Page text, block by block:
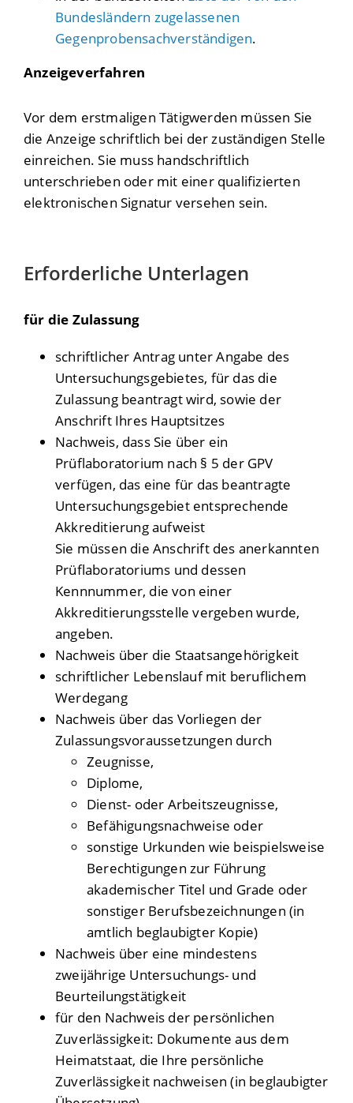
Bundesländern zugelassenen
Gegenprobensachverständigen.
Anzeigeverfahren
Vor dem erstmaligen Tätigwerden müssen Sie
die Anzeige schriftlich bei der zuständigen Stelle
einreichen. Sie muss handschriftlich
unterschrieben oder mit einer qualifizierten
elektronischen Signatur versehen sein.
Erforderliche Unterlagen
für die Zulassung
schriftlicher Antrag unter Angabe des
Untersuchungsgebietes, für das die
Zulassung beantragt wird, sowie der
Anschrift Ihres Hauptsitzes
Nachweis, dass Sie über ein
Prüflaboratorium nach § 5 der GPV
verfügen, das eine für das beantragte
Untersuchungsgebiet entsprechende
Akkreditierung aufweist
Sie müssen die Anschrift des anerkannten
Prüflaboratoriums und dessen
Kennnummer, die von einer
Akkreditierungsstelle vergeben wurde,
angeben.
Nachweis über die Staatsangehörigkeit
schriftlicher Lebenslauf mit beruflichem
Werdegang
Nachweis über das Vorliegen der
Zulassungsvoraussetzungen durch
Zeugnisse,
Diplome,
Dienst- oder Arbeitszeugnisse,
Befähigungsnachweise oder
sonstige Urkunden wie beispielsweise
Berechtigungen zur Führung
akademischer Titel und Grade oder
sonstiger Berufsbezeichnungen (in
amtlich beglaubigter Kopie)
Nachweis über eine mindestens
zweijährige Untersuchungs- und
Beurteilungstätigkeit
für den Nachweis der persönlichen
Zuverlässigkeit: Dokumente aus dem
Heimatstaat, die Ihre persönliche
Zuverlässigkeit nachweisen (in beglaubigter